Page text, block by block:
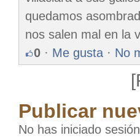
quedamos
nos salen mal en la
0 · Me gusta · No
Publicar
No has iniciado